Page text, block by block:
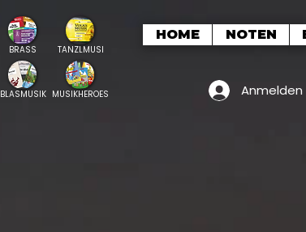
BRASS
BLASMUSIK
TANZLMUSI
MUSIKHEROES
HOME NOTEN
Anmelden